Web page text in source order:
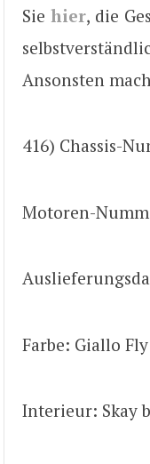
Sie hier, die
Ansonsten
416) Chassis-
Motoren-
Farbe: Giallo Fly
Interieur: Skay